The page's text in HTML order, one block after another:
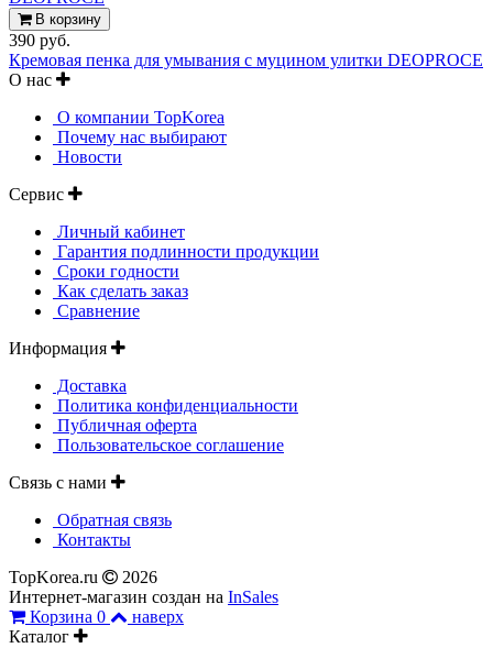
В корзину
390 руб.
Кремовая пенка для умывания с муцином улитки DEOPROCE
О нас
О компании TopKorea
Почему нас выбирают
Новости
Сервис
Личный кабинет
Гарантия подлинности продукции
Сроки годности
Как сделать заказ
Сравнение
Информация
Доставка
Политика конфиденциальности
Публичная оферта
Пользовательское соглашение
Связь с нами
Обратная связь
Контакты
TopKorea.ru
2026
Интернет-магазин создан на InSales
Корзина 0
наверх
Каталог